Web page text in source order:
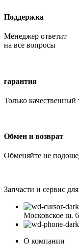
Поддержка
Менеджер ответит
на все вопросы
гарантия
Только качественный
Обмен и возврат
Обменяйте не
Запчасти и сервис
Московское ш.
О компании